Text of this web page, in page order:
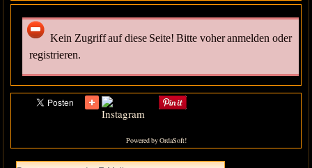
Kein Zugriff auf diese Seite! Bitte voher anmelden oder
registrieren.
Powered by OrdaSoft!